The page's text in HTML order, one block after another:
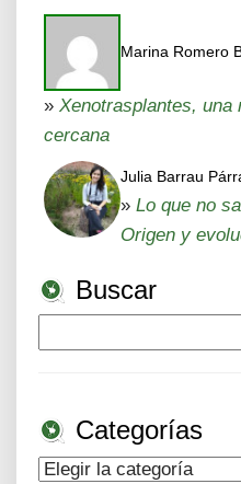
Marina Romero
» Xenotrasplantes, una
cercana
Julia Barrau
» Lo que no
Origen y
Buscar
Categorías
Categorías